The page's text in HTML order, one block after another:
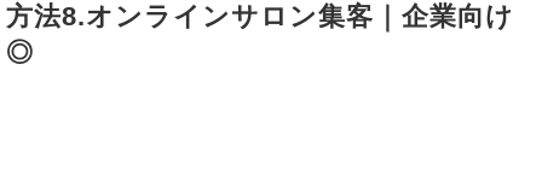
方法8.オンラインサロン集客｜企業向け
◎